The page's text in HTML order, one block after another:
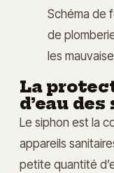
Schéma de
de
les
La
d’eau
Le siphon est la
appareils
petite quantité